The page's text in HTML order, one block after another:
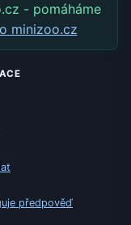
- pomáháme
minizoo.cz
předpověď